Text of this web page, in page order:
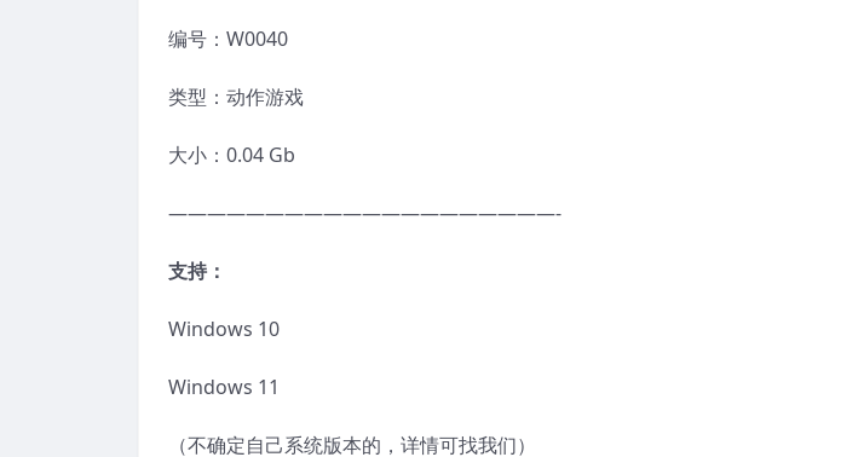
编号：W0040
类型：动作游戏
大小：0.04 Gb
————————————————————-
支持：
Windows 10
Windows 11
（不确定自己系统版本的，详情可找我们）